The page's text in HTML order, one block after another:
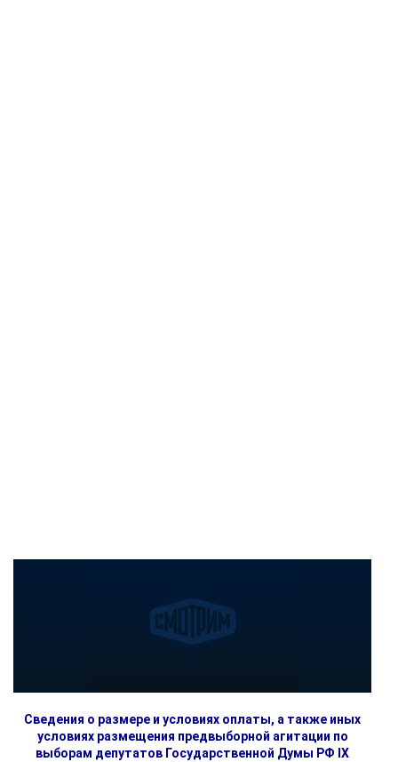
Сведения о размере и условиях оплаты, а также иных
условиях размещения предвыборной агитации по
выборам депутатов Государственной Думы РФ IX